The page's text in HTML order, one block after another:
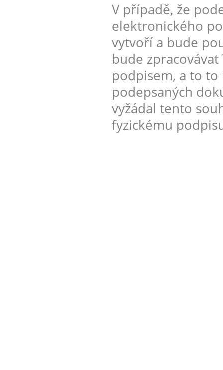
V případě, že
elektronického
vytvoří a bude
bude
podpisem, a to to
podepsaných
vyžádal tento
fyzickému